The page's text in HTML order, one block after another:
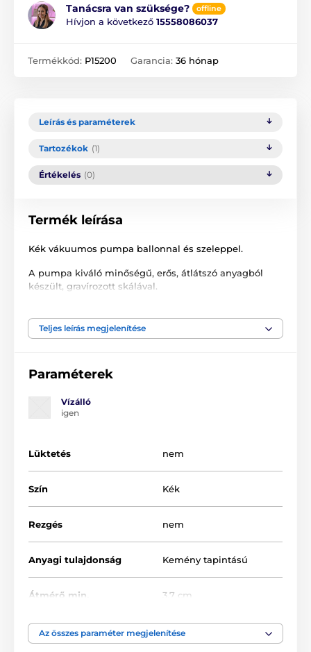
Tanácsra van szüksége? offline
Hívjon a következő 15558086037
Termékkód: P15200 Garancia: 36 hónap
Leírás és paraméterek
Tartozékok (1)
Értékelés (0)
Termék leírása
Kék vákuumos pumpa ballonnal és szeleppel.
A pumpa kiváló minőségű, erős, átlátszó anyagból
készült, gravírozott skálával.
található.
Tartály átmérője: 3,7 - 4,5 cm
A termék a következő kategóriákba sorolt
Teljes leírás megjelenítése
Paraméterek
Vízálló
igen
Lüktetés nem
Szín Kék
Rezgés nem
Anyagi tulajdonság Kemény tapintású
Átmérő min. 3.7 cm
Anyag Műanyag / Gumi
Az összes paraméter megjelenítése